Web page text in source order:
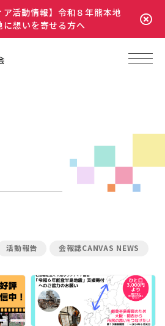
ア活動情報】令和８年熊本地
に想いを寄せる方へ
活動報告 会報誌CANVAS NEWS